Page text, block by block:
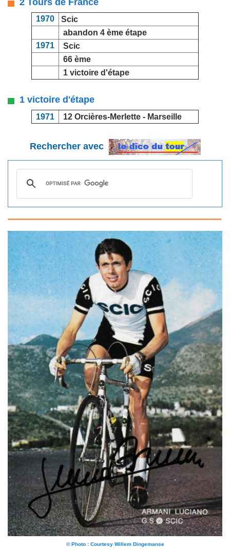
2 Tours de France
1970
Scic
abandon 4 ème étape
1971
Scic
66 ème
1 victoire d'étape
1 victoire d'étape
1971 12 Orcières-Merlette - Marseille
Rechercher avec
© Photo : Courtesy Willem Dingemanse